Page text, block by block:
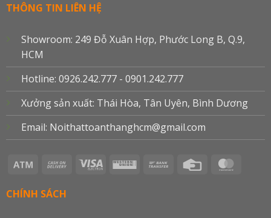
THÔNG TIN LIÊN HỆ
Showroom: 249 Đỗ Xuân Hợp, Phước Long B, Q.9,
HCM
Hotline: 0926.242.777 - 0901.242.777
Xưởng sản xuất: Thái Hòa, Tân Uyên, Bình Dương
Email: Noithattoanthanghcm@gmail.com
Atm
Cash
Visa
Western
Bank
Credit
CHÍNH SÁCH